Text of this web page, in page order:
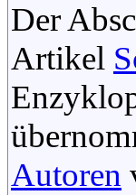
Der
Artikel
Autoren